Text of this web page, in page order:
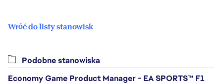
Wróć do listy stanowisk
Podobne stanowiska
Economy Game Product Manager - EA SPORTS™ F1